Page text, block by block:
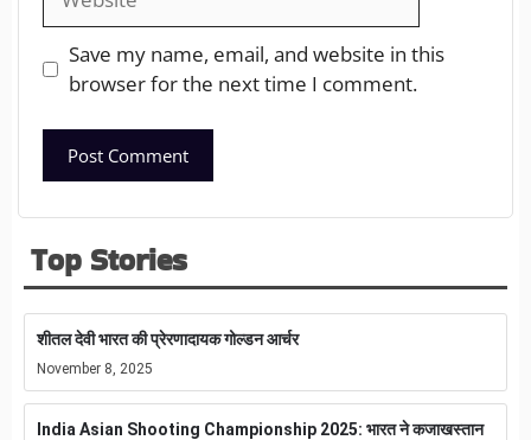
Save my name, email, and website in this
browser for the next time I comment.
Top Stories
शीतल देवी भारत की प्रेरणादायक गोल्डन आर्चर
November 8, 2025
India Asian Shooting Championship 2025: भारत ने कजाखस्तान